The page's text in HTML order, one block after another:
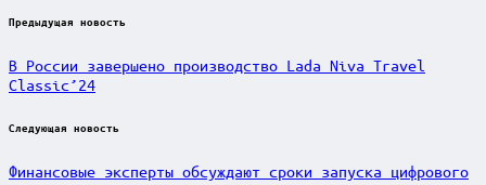
Post
Предыдущая новость
В России завершено производство Lada Niva Travel
Classic’24
Следующая новость
Финансовые эксперты обсуждают сроки запуска цифрового